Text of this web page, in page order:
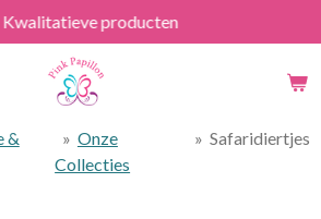
Kwalitatieve producten
&
» Onze
Collecties
» Safaridiertjes